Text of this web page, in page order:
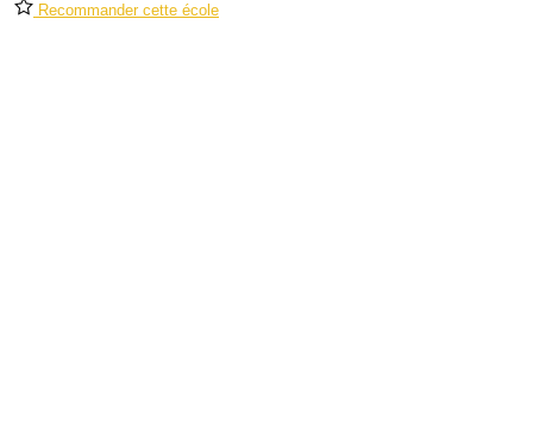
Recommander cette école